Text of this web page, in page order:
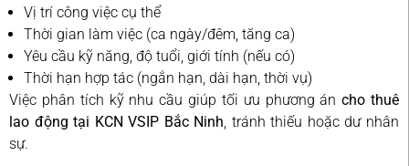
Vị trí công việc cụ thể
Thời gian làm việc (ca ngày/đêm, tăng ca)
Yêu cầu kỹ năng, độ tuổi, giới tính (nếu có)
Thời hạn hợp tác (ngắn hạn, dài hạn, thời vụ)
Việc phân tích kỹ nhu cầu giúp tối ưu phương áncho thuê
lao động tại KCN VSIP Bắc Ninh , tránh thiếu hoặc dư nhân
sự.